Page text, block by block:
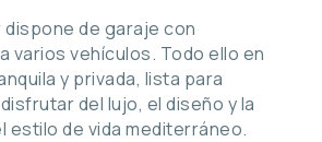
dispone de garaje con
varios vehículos. Todo ello en
y privada, lista para
del lujo, el diseño y la
estilo de vida mediterráneo.